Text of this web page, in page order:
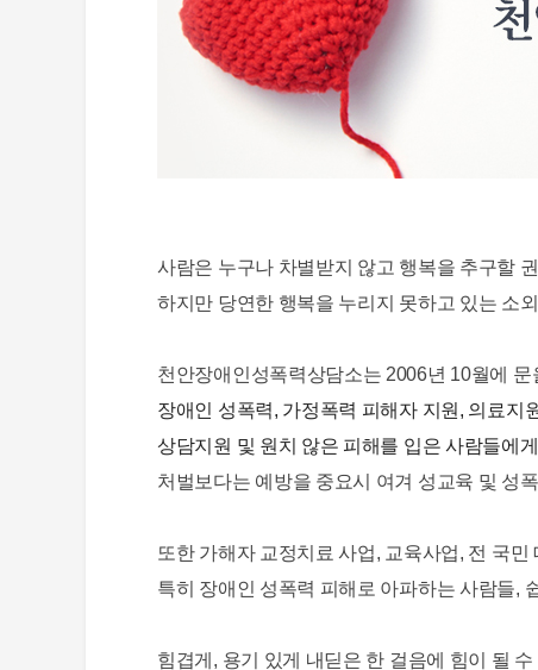
사람은 누구나 차별받지 않고 행복을 추구할
하지만 당연한 행복을 누리지 못하고 있는 소
천안장애인성폭력상담소는 2006년 10월에 문
장애인 성폭력, 가정폭력 피해자 지원, 의료지
상담지원 및 원치 않은 피해를 입은 사람들에
처벌보다는 예방을 중요시 여겨 성교육 및 성
또한 가해자 교정치료 사업, 교육사업, 전 국
특히 장애인 성폭력 피해로 아파하는 사람들,
힘겹게, 용기 있게 내딛은 한 걸음에 힘이 될